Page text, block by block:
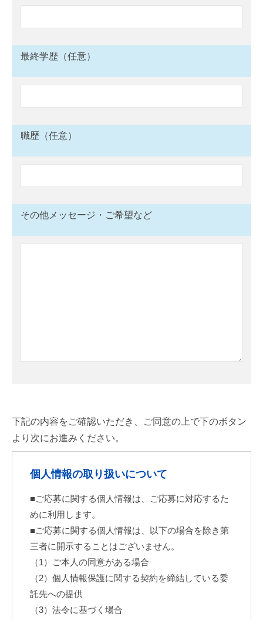
最終学歴（任意）
職歴（任意）
その他メッセージ・ ご希望など
の
フ
下記の内容をご確認いただき、ご同意の上で下のボタン
より次にお進みください。
個人情報の取り扱いについて
■ご応募に関する個人情報は、ご応募に対応するた
めに利用します。
■ご応募に関する個人情報は、以下の場合を除き第
三者に開示することはございません。
（1）ご本人の同意がある場合
（2）個人情報保護に関する契約を締結している委
託先への提供
（3）法令に基づく場合